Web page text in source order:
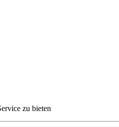
zu bieten